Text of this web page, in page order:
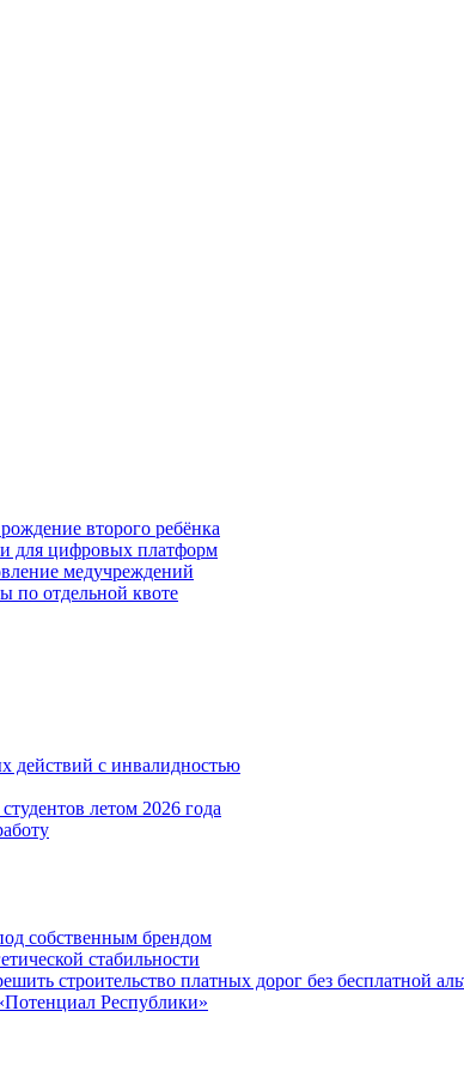
второго ребёнка
для цифровых платформ
медучреждений
по отдельной квоте
действий с инвалидностью
летом 2026 года
собственным брендом
стабильности
строительство платных дорог без бесплатной
Республики»